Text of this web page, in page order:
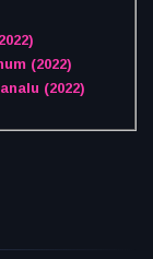
(2022)
(2022)